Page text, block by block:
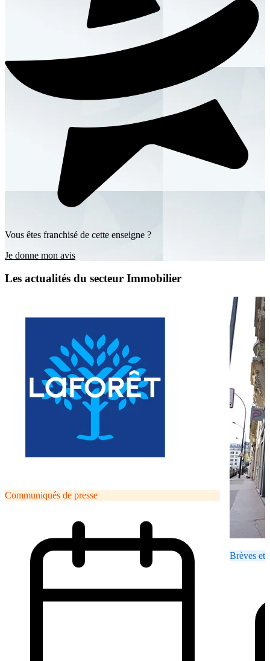
Vous êtes franchisé de cette enseigne ?
Je donne mon avis
Les actualités du secteur Immobilier
Communiqués de presse
Brèves et